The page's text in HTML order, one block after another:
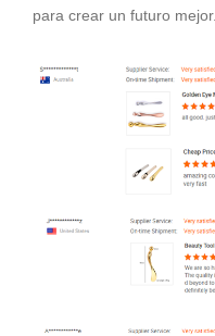
para crear un futuro mejor.